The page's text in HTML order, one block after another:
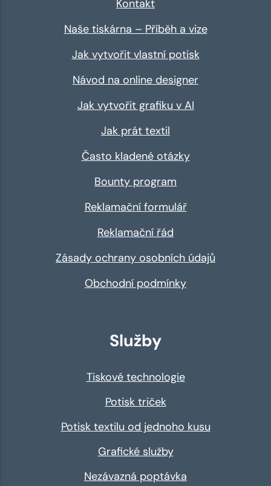
Kontakt
Naše tiskárna – Příběh a vize
Jak vytvořit vlastní potisk
Návod na online designer
Jak vytvořit grafiku v AI
Jak prát textil
Často kladené otázky
Bounty program
Reklamační formulář
Reklamační řád
Zásady ochrany osobních údajů
Obchodní podmínky
Služby
Tiskové technologie
Potisk triček
Potisk textilu od jednoho kusu
Grafické služby
Nezávazná poptávka